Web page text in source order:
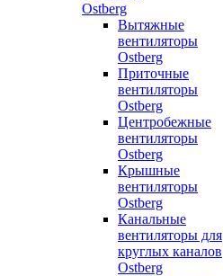
Ostberg
Вытяжные
вентиляторы
Ostberg
Приточные
вентиляторы
Ostberg
Центробежные
вентиляторы
Ostberg
Крышные
вентиляторы
Ostberg
Канальные
вентиляторы для
круглых каналов
Ostberg